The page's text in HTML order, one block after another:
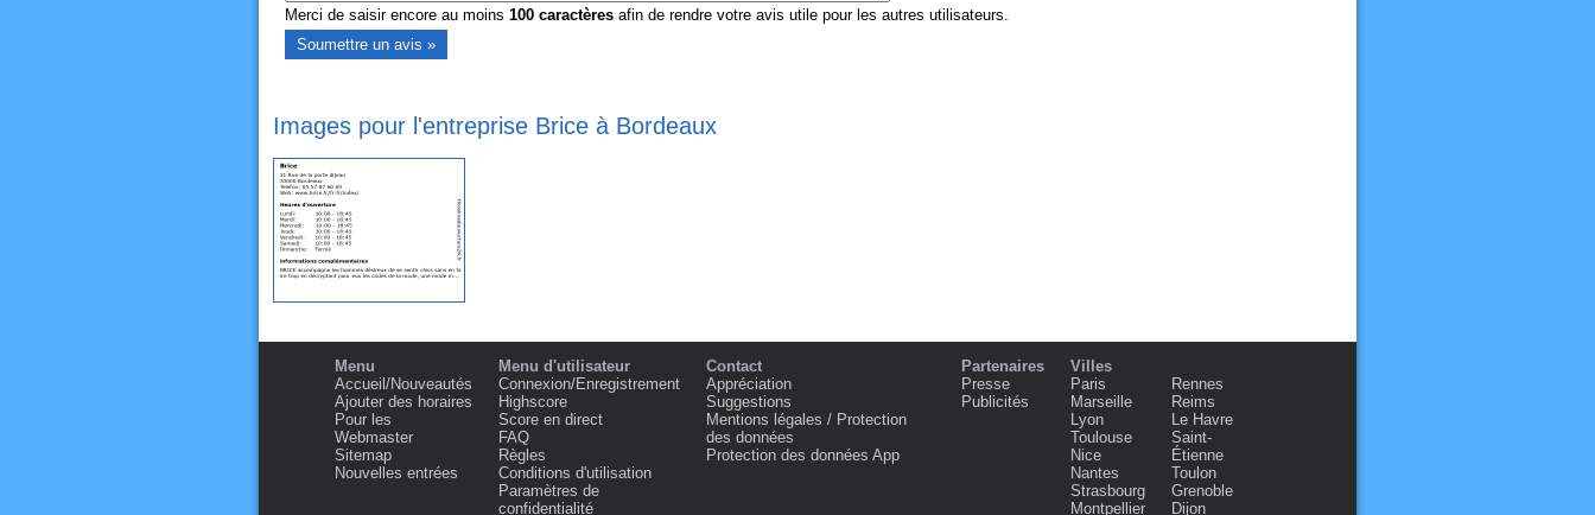
Merci de saisir encore au moins 100caractèresafin de rendre votre avis utile pour les autres utilisateurs.
Images pour l'entreprise Brice à Bordeaux
Menu
Accueil/Nouveautés
Ajouter des horaires
Pour les
Webmaster
Sitemap
Nouvelles entrées
Menu d'utilisateur
Connexion/Enregistrement
Highscore
Score en direct
FAQ
Règles
Conditions d'utilisation
Paramètres de
confidentialité
Contact
Appréciation
Suggestions
Mentions légales / Protection
des données
Protection des données App
Partenaires
Presse
Publicités
Villes
Paris
Marseille
Lyon
Toulouse
Nice
Nantes
Strasbourg
Montpellier
Rennes
Reims
Le Havre
Saint-
Étienne
Toulon
Grenoble
Dijon